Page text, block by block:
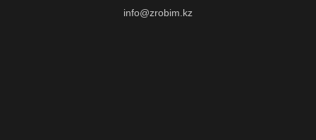
info@zrobim.kz